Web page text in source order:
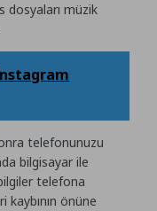
müzik
telefonunuzu
bilgisayar ile
telefona
önüne